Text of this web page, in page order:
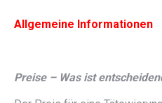
Allgemeine Informationen
Preise – Was ist